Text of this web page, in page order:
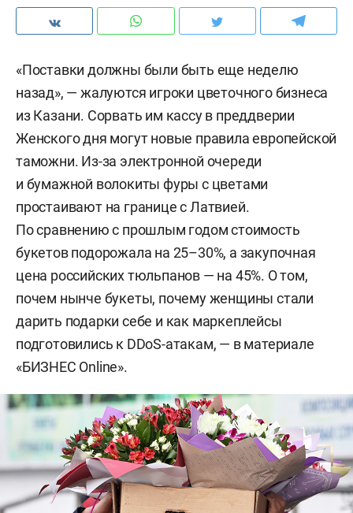
«Поставки должны были быть еще неделю
назад», — жалуются игроки цветочного бизнеса
из Казани. Сорвать им кассу в преддверии
Женского дня могут новые правила европейской
таможни. Из-за электронной очереди
и бумажной волокиты фуры с цветами
простаивают на границе с Латвией.
По сравнению с прошлым годом стоимость
букетов подорожала на 25–30%, а закупочная
цена российских тюльпанов — на 45%. О том,
почем нынче букеты, почему женщины стали
дарить подарки себе и как маркеплейсы
подготовились к DDoS-атакам, — в материале
«БИЗНЕС Online».